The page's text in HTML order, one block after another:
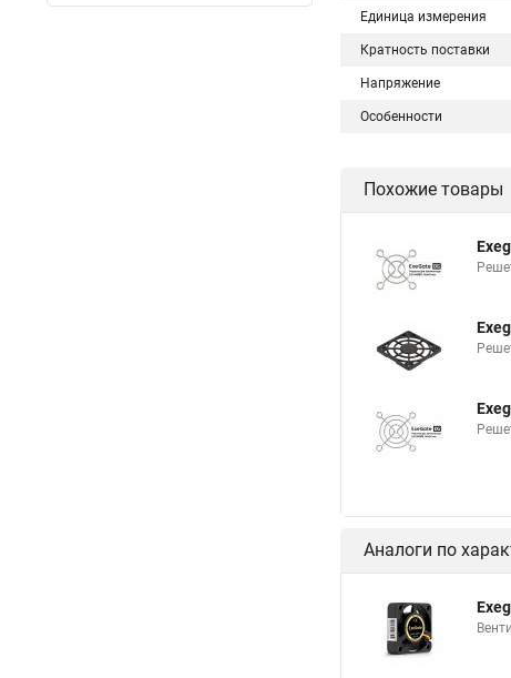
Единица измерения
Кратность поставки
Напряжение
Особенности
Похожие товары
Аналоги по